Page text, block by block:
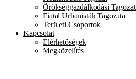
Örökséggazdálkodási Tagozat
Fiatal Urbanisták Tagozata
Területi Csoportok
Kapcsolat
Elérhetőségek
Megközelítés